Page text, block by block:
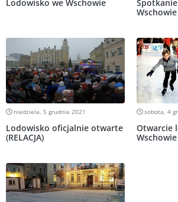
Lodowisko we Wschowie
Wschowie
niedziela, 5 grudnia 2021
Lodowisko oficjalnie otwarte
(RELACJA)
sobota, 4
Otwarcie